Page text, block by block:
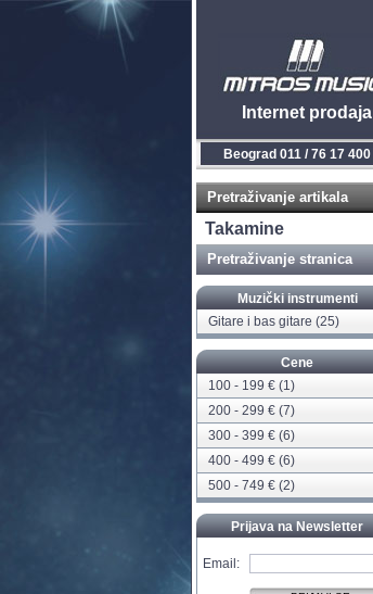
Internet prodaja
Novi Sad 021 / 450 800
Pretraživanje artikala
Takamine
Pretraživanje stranica
Muzički instrumenti
Gitare i bas gitare (25)
Cene
100 - 199 € (1)
200 - 299 € (7)
300 - 399 € (6)
400 - 499 € (6)
500 - 749 € (2)
Prijava na Newsletter
Email: